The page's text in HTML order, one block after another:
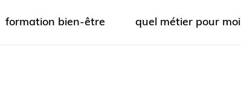
formation bien-être quel métier pour moi